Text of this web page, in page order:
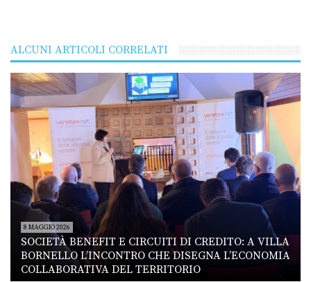
ALCUNI ARTICOLI CORRELATI
8 MAGGIO 2026
SOCIETÀ BENEFIT E CIRCUITI DI CREDITO: A VILLA
BORNELLO L’INCONTRO CHE DISEGNA L’ECONOMIA
COLLABORATIVA DEL TERRITORIO